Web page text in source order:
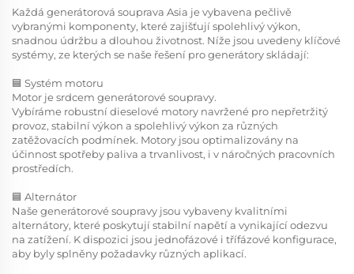
Každá generátorová souprava Asia je vybavena pečlivě
vybranými komponenty, které zajišťují spolehlivý výkon,
snadnou údržbu a dlouhou životnost. Níže jsou uvedeny klíčové
systémy, ze kterých se naše řešení pro generátory skládají:
🟦 Systém motoru
Motor je srdcem generátorové soupravy.
Vybíráme robustní dieselové motory navržené pro nepřetržitý
provoz, stabilní výkon a spolehlivý výkon za různých
zatěžovacích podmínek. Motory jsou optimalizovány na
účinnost spotřeby paliva a trvanlivost, i v náročných pracovních
prostředích.
🟦 Alternátor
Naše generátorové soupravy jsou vybaveny kvalitními
alternátory, které poskytují stabilní napětí a vynikající odezvu
na zatížení. K dispozici jsou jednofázové i třífázové konfigurace,
aby byly splněny požadavky různých aplikací.